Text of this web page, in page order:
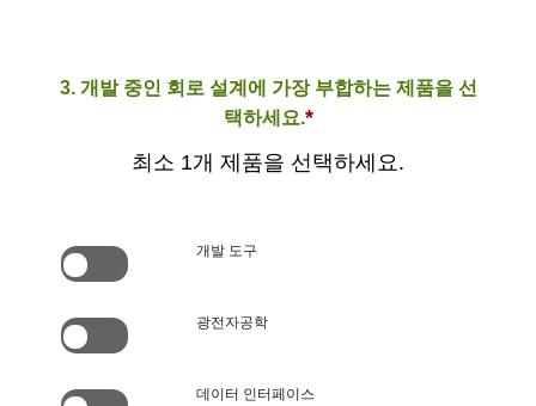
3. 개발 중인 회로 설계에 가장 부합하는 제품을 선
택하세요.*
최소 1개 제품을 선택하세요.
개발 도구
광전자공학
데이터 인터페이스